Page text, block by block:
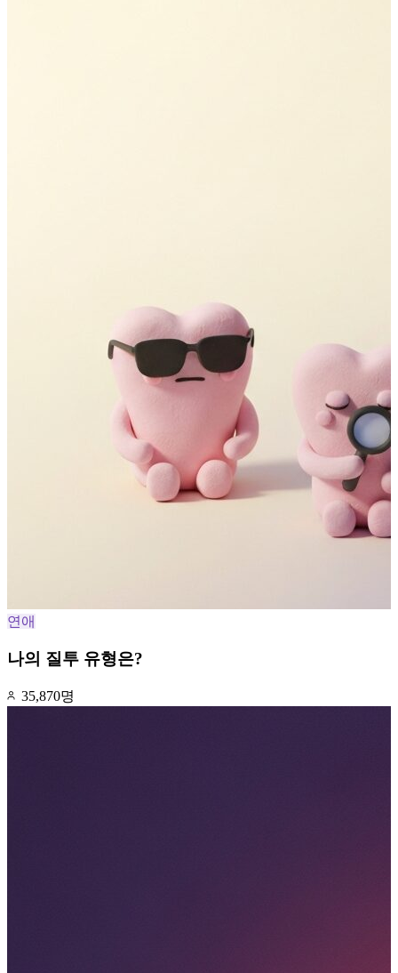
연애
나의 질투 유형은?
35,870명